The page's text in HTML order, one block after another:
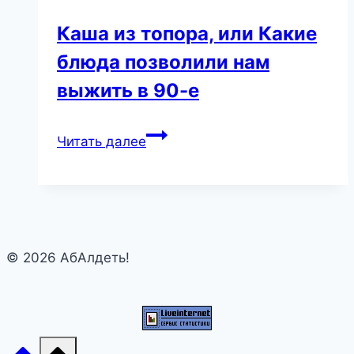
Каша из топора, или Какие
блюда позволили нам
выжить в 90-е
Читать далееКаша
выжить
в
© 2026 АбАлдеть!